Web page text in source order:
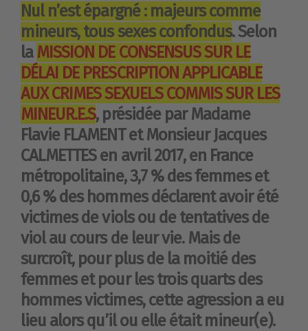
Nul n’est épargné : majeurs comme
mineurs, tous sexes confondus. Selon
la MISSION DE CONSENSUS SUR LE
DÉLAI DE PRESCRIPTION APPLICABLE
AUX CRIMES SEXUELS COMMIS SUR LES
MINEUR.E.S, présidée par Madame
Flavie FLAMENT et Monsieur Jacques
CALMETTES en avril 2017, en France
métropolitaine, 3,7 % des femmes et
0,6 % des hommes déclarent avoir été
victimes de viols ou de tentatives de
viol au cours de leur vie. Mais de
surcroît, pour plus de la moitié des
femmes et pour les trois quarts des
hommes victimes, cette agression a eu
lieu alors qu’il ou elle était mineur(e).